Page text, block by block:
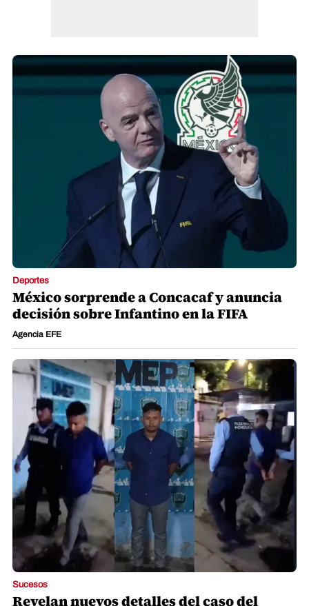
Deportes
México sorprende a Concacaf y anuncia
decisión sobre Infantino en la FIFA
Agencia EFE
Sucesos
Revelan nuevos detalles del caso del